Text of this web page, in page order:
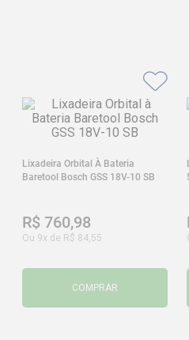
Lixadeira Orbital À Bateria
Baretool Bosch GSS 18V-10 SB
R$ 760,98
Ou 9x de R$ 84 55
COMPRAR